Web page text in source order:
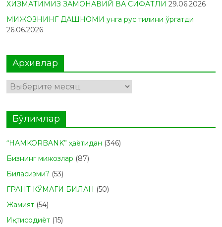
ХИЗМАТИМИЗ ЗАМОНАВИЙ ВА СИФАТЛИ 29.06.2026
МИЖОЗНИНГ ДАШНОМИ унга рус тилини ўргатди
26.06.2026
Архивлар
Архивлар
Бўлимлар
“HAMKORBANK” ҳаётидан (346)
Бизнинг мижозлар (87)
Биласизми? (53)
ГРАНТ КЎМАГИ БИЛАН (50)
Жамият (54)
Иқтисодиёт (15)